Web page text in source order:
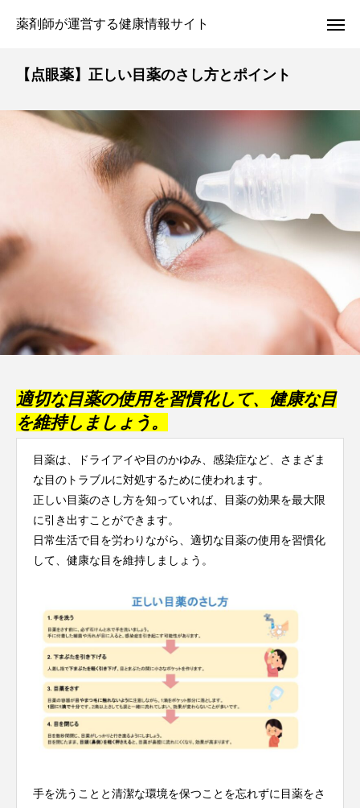
薬剤師が運営する健康情報サイト
【点眼薬】正しい目薬のさし方とポイント
適切な目薬の使用を習慣化して、健康な目
を維持しましょう。
目薬は、ドライアイや目のかゆみ、感染症など、さまざま
な目のトラブルに対処するために使われます。
正しい目薬のさし方を知っていれば、目薬の効果を最大限
に引き出すことができます。
日常生活で目を労わりながら、適切な目薬の使用を習慣化
して、健康な目を維持しましょう。
手を洗うことと清潔な環境を保つことを忘れずに目薬をさ